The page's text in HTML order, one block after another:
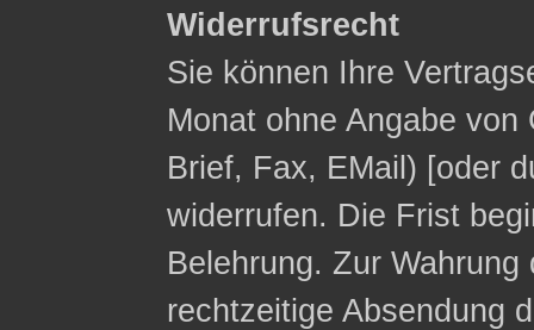
Widerrufsrecht
Sie können Ihre
Monat ohne Angabe
Brief, Fax, E­Mail) [oder
widerrufen. Die Frist
Belehrung. Zur
rechtzeitige Absendung